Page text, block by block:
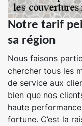
Notre tarif
sa région
Nous faisons
chercher tous les
de service aux
bien que nos
haute
fortune. C’est la